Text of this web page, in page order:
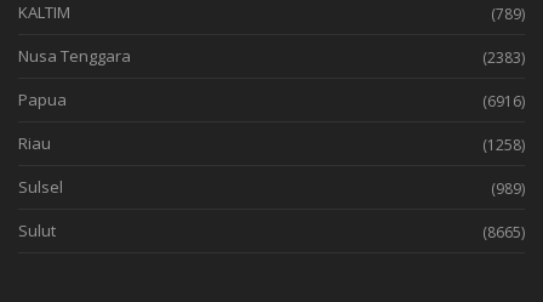
KALTIM (789)
Nusa Tenggara (2383)
Papua (6916)
Riau (1258)
Sulsel (989)
Sulut (8665)